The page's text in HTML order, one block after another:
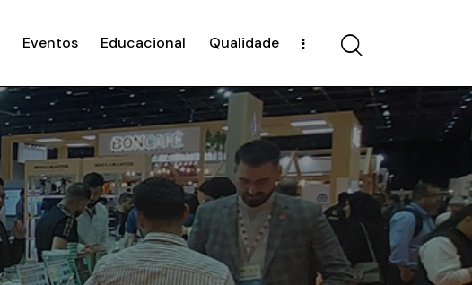
Eventos Educacional Qualidade